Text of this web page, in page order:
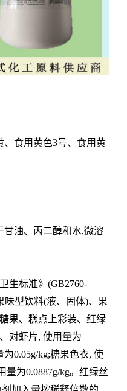
、食用黄色3号、食用黄
甘油、丙二醇和水,微溶
生标准》(GB2760-
味型饮料(液、固体)、果
果、糕点上彩装、红绿
对虾片, 使用量为
为0.05g/kg;糖果色衣, 使
量为0.0887g/kg。红绿丝